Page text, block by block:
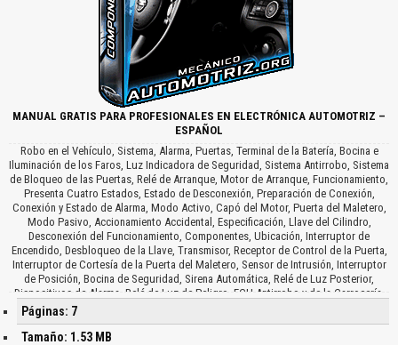
MANUAL GRATIS PARA PROFESIONALES EN ELECTRÓNICA AUTOMOTRIZ –
ESPAÑOL
Robo en el Vehículo, Sistema, Alarma, Puertas, Terminal de la Batería, Bocina e
Iluminación de los Faros, Luz Indicadora de Seguridad, Sistema Antirrobo, Sistema
de Bloqueo de las Puertas, Relé de Arranque, Motor de Arranque, Funcionamiento,
Presenta Cuatro Estados, Estado de Desconexión, Preparación de Conexión,
Conexión y Estado de Alarma, Modo Activo, Capó del Motor, Puerta del Maletero,
Modo Pasivo, Accionamiento Accidental, Especificación, Llave del Cilindro,
Desconexión del Funcionamiento, Componentes, Ubicación, Interruptor de
Encendido, Desbloqueo de la Llave, Transmisor, Receptor de Control de la Puerta,
Interruptor de Cortesía de la Puerta del Maletero, Sensor de Intrusión, Interruptor
de Posición, Bocina de Seguridad, Sirena Automática, Relé de Luz Posterior,
Dispositivos de Alarma, Relé de Luz de Peligro, ECU Antirrobo y de la Carrocería,
Sensor de Acceso no Autorizado, Área de Campo Electromagnético,
Funcionamiento Adicional, Bloqueo de las Puertas Forzado, Condiciones de
Detención, Memoria de Alarma y Estado de Alarma…
Páginas: 7
Tamaño: 1.53 MB